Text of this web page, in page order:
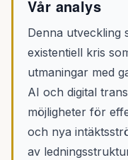
Vår analys
Denna utveckling
existentiell kris
utmaningar med
AI och digital
möjligheter för
och nya
av